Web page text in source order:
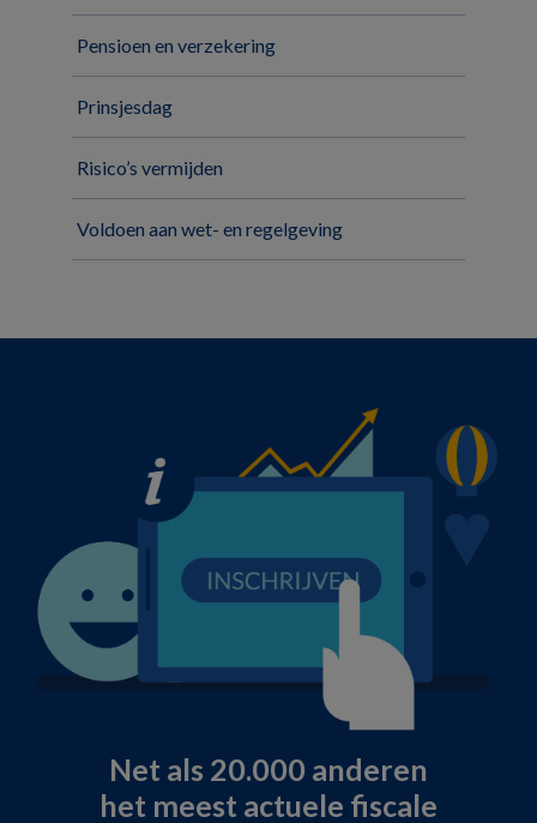
Pensioen en verzekering
Prinsjesdag
Risico’s vermijden
Voldoen aan wet- en regelgeving
Net als 20.000 anderen
het meest actuele fiscale